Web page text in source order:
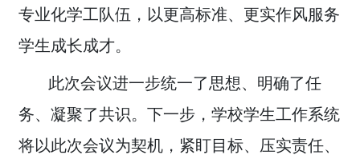
专业化学工队伍，以更高标准、更实作风服务
学生成长成才。
此次会议进一步统一了思想、明确了任
务、凝聚了共识。下一步，学校学生工作系统
将以此次会议为契机，紧盯目标、压实责任、